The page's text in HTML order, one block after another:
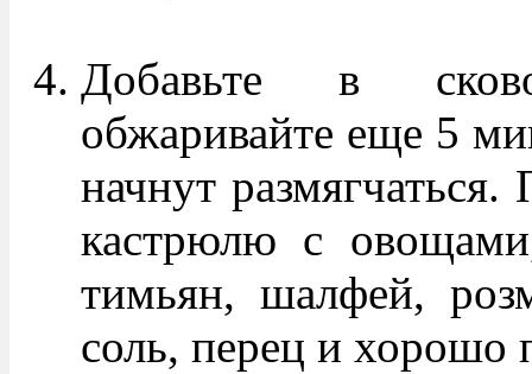
Добавьте в
обжаривайте еще 5
начнут
кастрюлю с
тимьян, шалфей,
соль, перец и хорошо